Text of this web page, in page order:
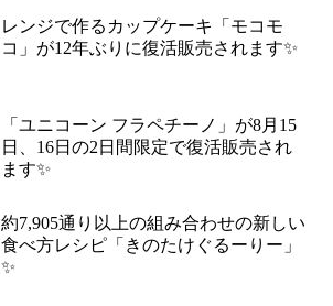
レンジで作るカップケーキ「モコモ
コ」が12年ぶりに復活販売されます✨
「ユニコーン フラペチーノ」が8月15
日、16日の2日間限定で復活販売され
ます✨
約7,905通り以上の組み合わせの新しい
食べ方レシピ「きのたけぐるーりー」
✨